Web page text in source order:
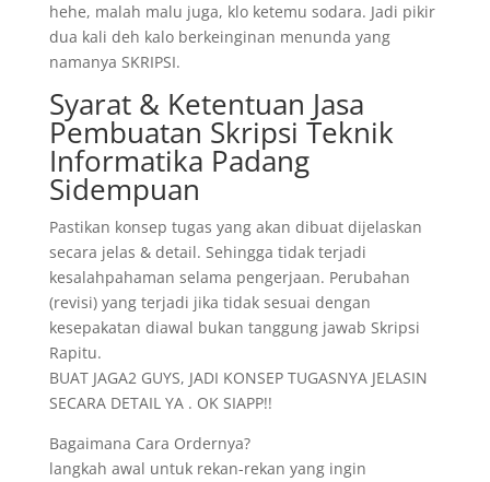
hehe, malah malu juga, klo ketemu sodara. Jadi pikir
dua kali deh kalo berkeinginan menunda yang
namanya SKRIPSI.
Syarat & Ketentuan Jasa
Pembuatan Skripsi Teknik
Informatika Padang
Sidempuan
Pastikan konsep tugas yang akan dibuat dijelaskan
secara jelas & detail. Sehingga tidak terjadi
kesalahpahaman selama pengerjaan. Perubahan
(revisi) yang terjadi jika tidak sesuai dengan
kesepakatan diawal bukan tanggung jawab Skripsi
Rapitu.
BUAT JAGA2 GUYS, JADI KONSEP TUGASNYA JELASIN
SECARA DETAIL YA . OK SIAPP!!
Bagaimana Cara Ordernya?
langkah awal untuk rekan-rekan yang ingin